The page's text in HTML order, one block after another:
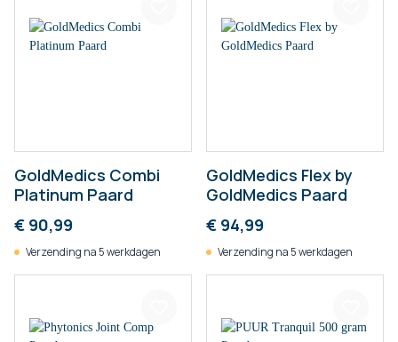
GoldMedics Combi
Platinum Paard
€ 90,99
Verzending na 5 werkdagen
GoldMedics Flex by
GoldMedics Paard
€ 94,99
Verzending na 5 werkdagen